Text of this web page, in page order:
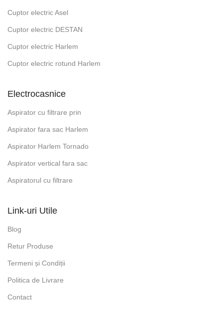
Cuptor electric Asel
Cuptor electric DESTAN
Cuptor electric Harlem
Cuptor electric rotund Harlem
Electrocasnice
Aspirator cu filtrare prin
Aspirator fara sac Harlem
Aspirator Harlem Tornado
Aspirator vertical fara sac
Aspiratorul cu filtrare
Link-uri Utile
Blog
Retur Produse
Termeni și Condiții
Politica de Livrare
Contact